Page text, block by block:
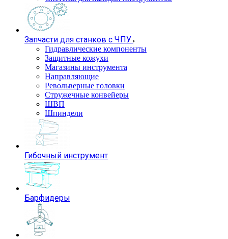
Запчасти для станков с ЧПУ
Гидравлические компоненты
Защитные кожухи
Магазины инструмента
Направляющие
Револьверные головки
Стружечные конвейеры
ШВП
Шпиндели
Гибочный инструмент
Барфидеры